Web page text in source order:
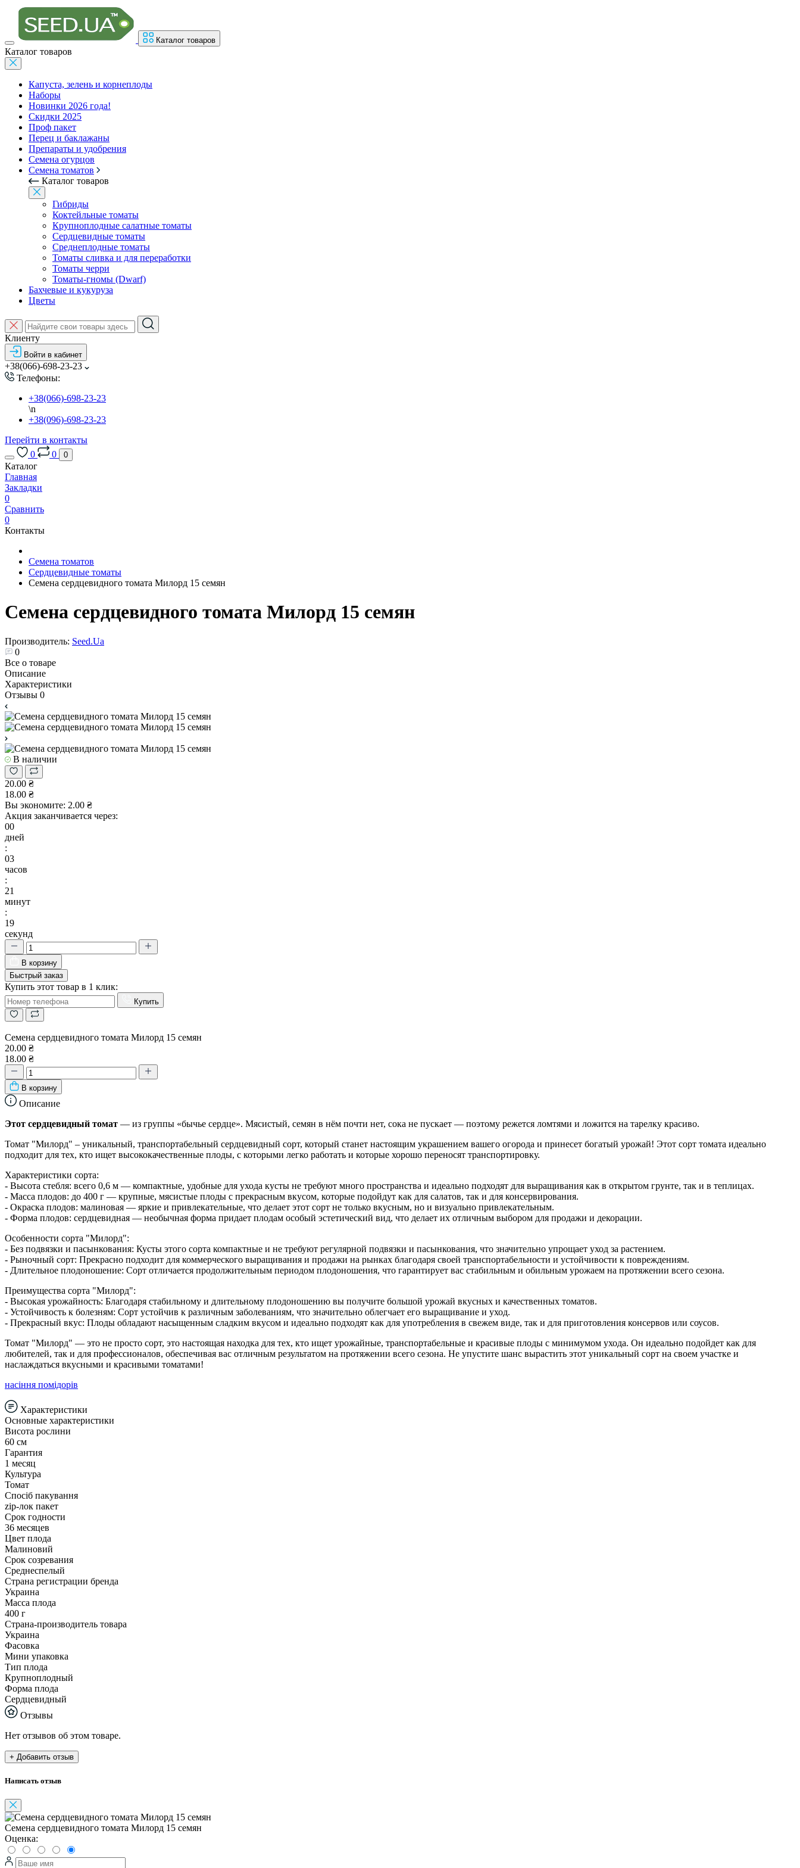
Каталог товаров
Каталог товаров
Капуста, зелень и корнеплоды
Наборы
Новинки 2026 года!
Скидки 2025
Проф пакет
Перец и баклажаны
Препараты и удобрения
Семена огурцов
Семена томатов
Каталог товаров
Гибриды
Коктейльные томаты
Крупноплодные салатные томаты
Сердцевидные томаты
Среднеплодные томаты
Томаты сливка и для переработки
Томаты черри
Томаты-гномы (Dwarf)
Бахчевые и кукуруза
Цветы
Клиенту
Войти в кабинет
+38(066)-698-23-23
Телефоны:
+38(066)-698-23-23
\n
+38(096)-698-23-23
Перейти в контакты
0
0 0
Каталог
Главная
Закладки
0
Сравнить
0
Контакты
Семена томатов
Сердцевидные томаты
Семена сердцевидного томата Милорд 15 семян
Семена сердцевидного томата Милорд 15 семян
Производитель: Seed.Ua
0
Все о товаре
Описание
Характеристики
Отзывы 0
В наличии
20.00 ₴
18.00 ₴
Вы экономите: 2.00 ₴
Акция заканчивается через:
00
дней
:
03
часов
:
21
минут
:
18
секунд
В корзину
Быстрый заказ
Купить этот товар в 1 клик:
Купить
Семена сердцевидного томата Милорд 15 семян
20.00 ₴
18.00 ₴
В корзину
Описание
Этот сердцевидный томат — из группы «бычье сердце». Мясистый, семян в нём почти нет, сока не пускает — поэтому режется ломтями и ложится на тарелку красиво.
Томат "Милорд" – уникальный, транспортабельный сердцевидный сорт, который станет настоящим украшением вашего огорода и принесет богатый урожай! Этот сорт томата идеально
подходит для тех, кто ищет высококачественные плоды, с которыми легко работать и которые хорошо переносят транспортировку.
Характеристики сорта:
- Высота стебля: всего 0,6 м — компактные, удобные для ухода кусты не требуют много пространства и идеально подходят для выращивания как в открытом грунте, так и в теплицах.
- Масса плодов: до 400 г — крупные, мясистые плоды с прекрасным вкусом, которые подойдут как для салатов, так и для консервирования.
- Окраска плодов: малиновая — яркие и привлекательные, что делает этот сорт не только вкусным, но и визуально привлекательным.
- Форма плодов: сердцевидная — необычная форма придает плодам особый эстетический вид, что делает их отличным выбором для продажи и декорации.
Особенности сорта "Милорд":
- Без подвязки и пасынкования: Кусты этого сорта компактные и не требуют регулярной подвязки и пасынкования, что значительно упрощает уход за растением.
- Рыночный сорт: Прекрасно подходит для коммерческого выращивания и продажи на рынках благодаря своей транспортабельности и устойчивости к повреждениям.
- Длительное плодоношение: Сорт отличается продолжительным периодом плодоношения, что гарантирует вас стабильным и обильным урожаем на протяжении всего сезона.
Преимущества сорта "Милорд":
- Высокая урожайность: Благодаря стабильному и длительному плодоношению вы получите большой урожай вкусных и качественных томатов.
- Устойчивость к болезням: Сорт устойчив к различным заболеваниям, что значительно облегчает его выращивание и уход.
- Прекрасный вкус: Плоды обладают насыщенным сладким вкусом и идеально подходят как для употребления в свежем виде, так и для приготовления консервов или соусов.
Томат "Милорд" — это не просто сорт, это настоящая находка для тех, кто ищет урожайные, транспортабельные и красивые плоды с минимумом ухода. Он идеально подойдет как для
любителей, так и для профессионалов, обеспечивая вас отличным результатом на протяжении всего сезона. Не упустите шанс вырастить этот уникальный сорт на своем участке и
наслаждаться вкусными и красивыми томатами!
насіння помідорів
Характеристики
Основные характеристики
Висота рослини
60 см
Гарантия
1 месяц
Культура
Томат
Спосіб пакування
zip-лок пакет
Срок годности
36 месяцев
Цвет плода
Малиновий
Срок созревания
Среднеспелый
Страна регистрации бренда
Украина
Масса плода
400 г
Страна-производитель товара
Украина
Фасовка
Мини упаковка
Тип плода
Крупноплодный
Форма плода
Сердцевидный
Отзывы
Нет отзывов об этом товаре.
+ Добавить отзыв
Написать отзыв
Семена сердцевидного томата Милорд 15 семян
Оценка: